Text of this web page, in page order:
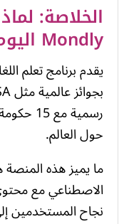
الخلاصة:
Mondly اليوم؟
يقدم برنامج تعلم
رسمية
حول العالم.
ما يميز هذه
الاصطناعي مع